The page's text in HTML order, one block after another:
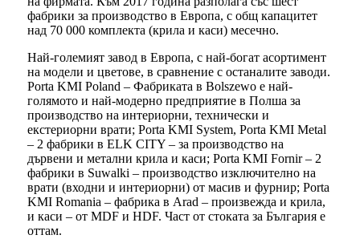
фабрики за производство в Европа, с общ капацитет
над 70 000 комплекта (крила и каси) месечно.
Най-големият завод в Европа, с най-богат асортимент
на модели и цветове, в сравнение с останалите заводи.
Porta KMI Poland – Фабриката в Bolszewo е най-
голямото и най-модерно предприятие в Полша за
производство на интериорни, технически и
екстериорни врати; Porta KMI System, Porta KMI Metal
– 2 фабрики в ELK CITY – за производство на
дървени и метални крила и каси; Porta KMI Fornir – 2
фабрики в Suwalki – производство изключително на
врати (входни и интериорни) от масив и фурнир; Porta
KMI Romania – фабрика в Arad – произвежда и крила,
и каси – от MDF и HDF. Част от стоката за България е
оттам.